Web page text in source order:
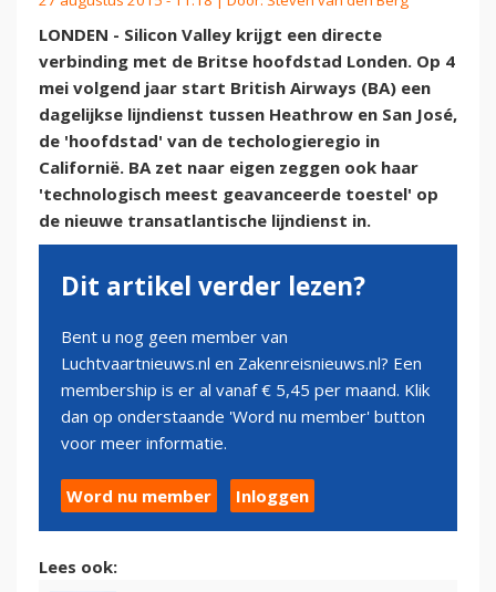
LONDEN - Silicon Valley krijgt een directe
verbinding met de Britse hoofdstad Londen. Op 4
mei volgend jaar start British Airways (BA) een
dagelijkse lijndienst tussen Heathrow en San José,
de 'hoofdstad' van de techologieregio in
Californië. BA zet naar eigen zeggen ook haar
'technologisch meest geavanceerde toestel' op
de nieuwe transatlantische lijndienst in.
Dit artikel verder lezen?
Bent u nog geen member van
Luchtvaartnieuws.nl en Zakenreisnieuws.nl? Een
membership is er al vanaf € 5,45 per maand. Klik
dan op onderstaande 'Word nu member' button
voor meer informatie.
Word nu member Inloggen
Lees ook: